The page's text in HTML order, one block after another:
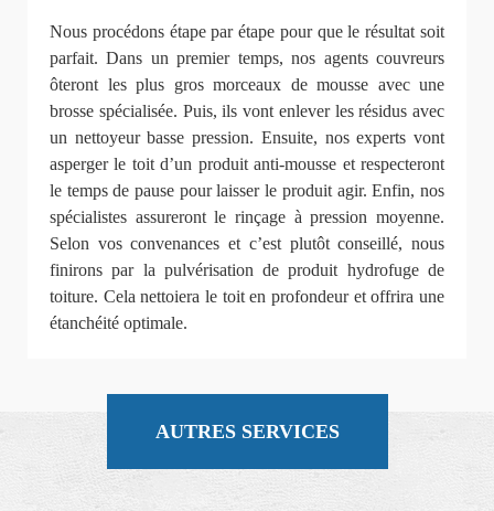
Nous procédons étape par étape pour que le résultat soit
parfait. Dans un premier temps, nos agents couvreurs
ôteront les plus gros morceaux de mousse avec une
brosse spécialisée. Puis, ils vont enlever les résidus avec
un nettoyeur basse pression. Ensuite, nos experts vont
asperger le toit d’un produit anti-mousse et respecteront
le temps de pause pour laisser le produit agir. Enfin, nos
spécialistes assureront le rinçage à pression moyenne.
Selon vos convenances et c’est plutôt conseillé, nous
finirons par la pulvérisation de produit hydrofuge de
toiture. Cela nettoiera le toit en profondeur et offrira une
étanchéité optimale.
AUTRES SERVICES